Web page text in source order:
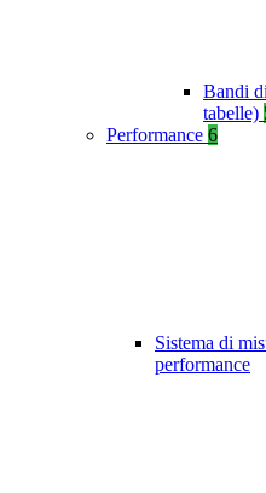
Bandi
tabelle)
Performance 6
Sistema di
performance